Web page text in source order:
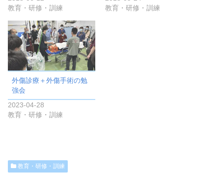
教育・研修・訓練
教育・研修・訓練
外傷診療＋外傷手術の勉
強会
2023-04-28
教育・研修・訓練
教育・研修・訓練